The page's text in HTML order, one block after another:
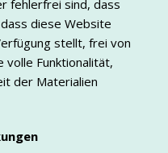
fehlerfrei sind, dass
diese Website
stellt, frei von
volle Funktionalität,
der Materialien